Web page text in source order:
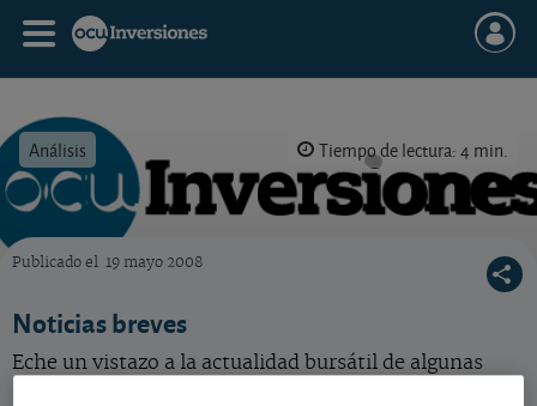
Análisis Tiempo de lectura: 4 min.
Publicado el 19 mayo 2008
Noticias breves
Eche un vistazo a la actualidad bursátil de algunas